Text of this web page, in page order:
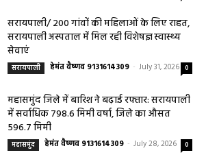
सरायपाली/ 200 गांवों की महिलाओं के लिए राहत,
सरायपाली अस्पताल में मिल रही विशेषज्ञ स्वास्थ्य
सेवाएं
सरायपाली हेमंत वैष्णव 9131614309 - July 31, 2026 0
महासमुंद जिले में बारिश ने बढ़ाई रफ्तार: सरायपाली
में सर्वाधिक 798.6 मिमी वर्षा, जिले का औसत
596.7 मिमी
महासमुंद हेमंत वैष्णव 9131614309 - July 28, 2026 0